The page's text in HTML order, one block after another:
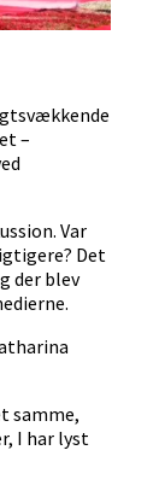
–
Var
Det
der blev
samme,
I har lyst